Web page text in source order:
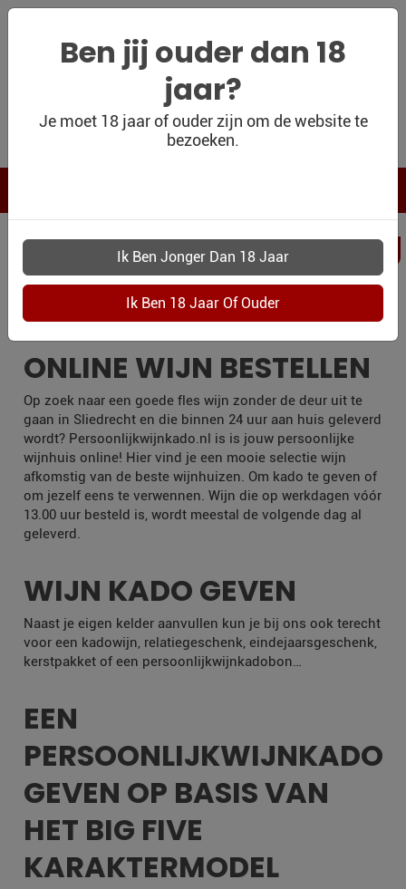
WIJNSHOP
WIJN BLOG
WIJN OUTLET
PERSOONLIJK-
WIJN-
KADOBON
CONTACT
Ben jij ouder dan 18
jaar?
Je moet 18 jaar of ouder zijn om de website te
bezoeken.
SLIEDRECHT
ONLINE WIJN BESTELLEN
Op zoek naar een goede fles wijn zonder de deur uit te
gaan in Sliedrecht en die binnen 24 uur aan huis geleverd
wordt? Persoonlijkwijnkado.nl is is jouw persoonlijke
wijnhuis online! Hier vind je een mooie selectie wijn
afkomstig van de beste wijnhuizen. Om kado te geven of
om jezelf eens te verwennen. Wijn die op werkdagen vóór
13.00 uur besteld is, wordt meestal de volgende dag al
geleverd.
WIJN KADO GEVEN
Naast je eigen kelder aanvullen kun je bij ons ook terecht
voor een kadowijn, relatiegeschenk, eindejaarsgeschenk,
kerstpakket of een persoonlijkwijnkadobon…
EEN
PERSOONLIJKWIJNKADO
GEVEN OP BASIS VAN
HET BIG FIVE
KARAKTERMODEL